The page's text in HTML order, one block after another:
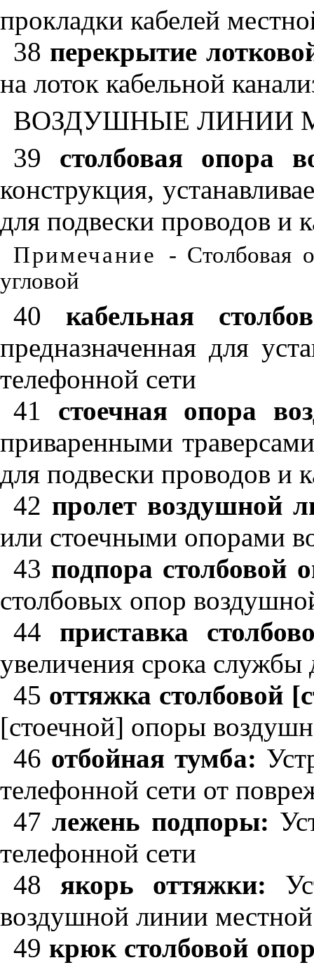
прокладки кабелей
38 перекрытие
на лоток кабельной
ВОЗДУШНЫЕ ЛИНИИ
39 столбовая опора
конструкция,
для подвески проводов и
Примечание - Столбовая
угловой
40 кабельная
предназначенная для
телефонной сети
41 стоечная опора
приваренными
для подвески проводов и
42 пролет воздушной
или стоечными опорами
43 подпора столбовой
столбовых опор
44 приставка
увеличения срока
45 оттяжка столбовой
[стоечной] опоры
46 отбойная тумба:
телефонной сети от
47лежень подпоры:
телефонной сети
48 якорь оттяжки:
воздушной линии
49крюк столбовой